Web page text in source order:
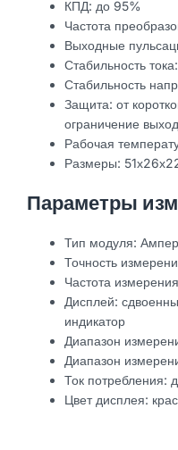
КПД: до 95%
Частота
Выходные
Стабильность
Стабильность
Защита: от
ограничение
Рабочая
Размеры:
Параметры
Тип модуля:
Точность
Частота
Дисплей:
индикатор
Диапазон
Диапазон
Ток потребления:
Цвет дисплея: